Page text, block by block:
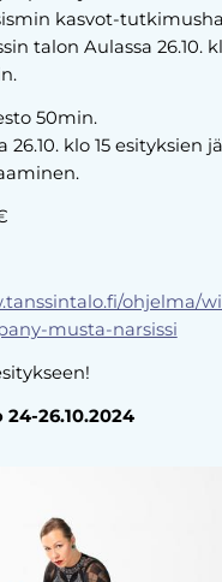
kasvot-
talon Aulassa 26.10.
50min.
26.10. klo 15 esityksien
ohjelma/
musta-narsissi
24-26.10.2024